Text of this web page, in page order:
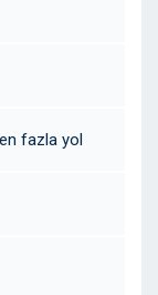
fazla yol